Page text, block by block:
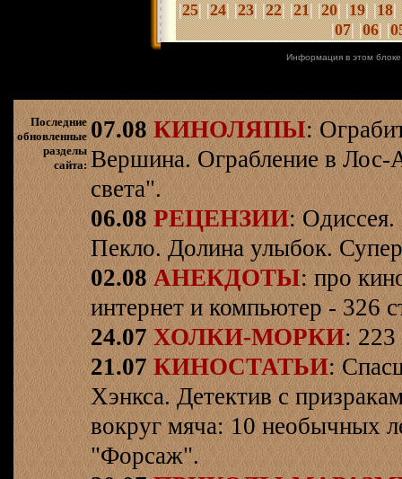
|25| |24| |23| |22| |21| |20| |19| |18|
|07| |06| |
Информация в этом
Последние
обновленные
разделы
сайта:
07.08 КИНОЛЯПЫ:
Вершина. Ограбление в Лос-
света".
06.08 РЕЦЕНЗИИ:
Пекло. Долина улыбок.
02.08 АНЕКДОТЫ: про
интернет и компьютер - 326
24.07 ХОЛКИ-МОРКИ: 223
21.07 КИНОСТАТЬИ:
Хэнкса. Детектив с
вокруг мяча: 10 необычных
"Форсаж".